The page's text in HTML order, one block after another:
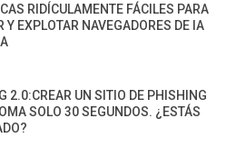
RIDÍCULAMENTE FÁCILES PARA
Y EXPLOTAR NAVEGADORES DE IA
2.0:CREAR UN SITIO DE PHISHING
SOLO 30 SEGUNDOS. ¿ESTÁS